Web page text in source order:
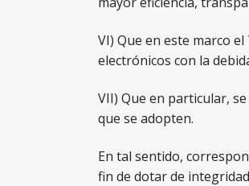
VI) Que en este marco
electrónicos con la
VII) Que en particular,
que se adopten.
En tal sentido,
fin de dotar de